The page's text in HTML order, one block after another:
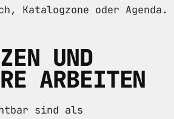
Katalogzone oder Agenda.
UND
ARBEITEN
sind als